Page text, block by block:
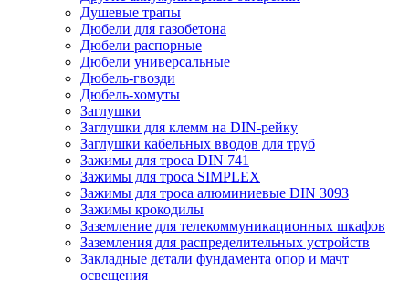
Душевые трапы
Дюбели для газобетона
Дюбели распорные
Дюбели универсальные
Дюбель-гвозди
Дюбель-хомуты
Заглушки
Заглушки для клемм на DIN-рейку
Заглушки кабельных вводов для труб
Зажимы для троса DIN 741
Зажимы для троса SIMPLEX
Зажимы для троса алюминиевые DIN 3093
Зажимы крокодилы
Заземление для телекоммуникационных шкафов
Заземления для распределительных устройств
Закладные детали фундамента опор и мачт
освещения